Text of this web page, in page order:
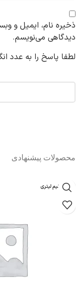
ذخیره نام، ایمیل و
دیدگاهی می‌نویسم.
لطفا پاسخ را به عدد
محصولات پیشنهادی
یک و نیم لیتری